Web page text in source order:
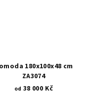
180x100x48 cm
ZA3074
od 38 000 Kč